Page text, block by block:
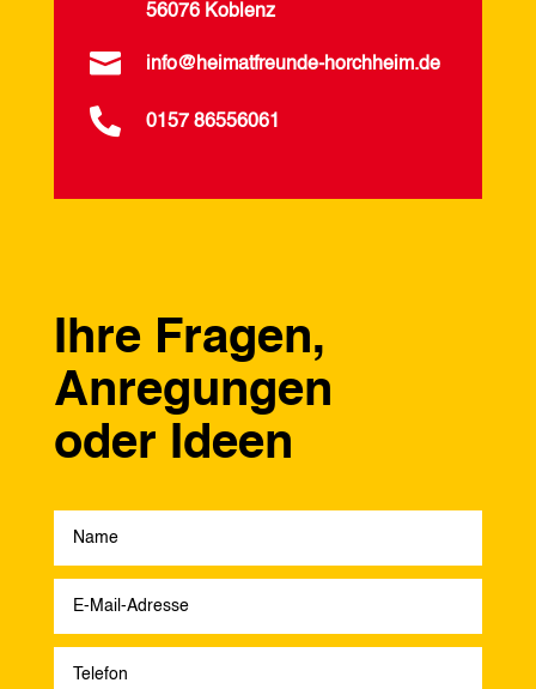
56076 Koblenz
 info@heimatfreunde-horchheim.de
 0157 86556061
Ihre Fragen,
Anregungen
oder Ideen